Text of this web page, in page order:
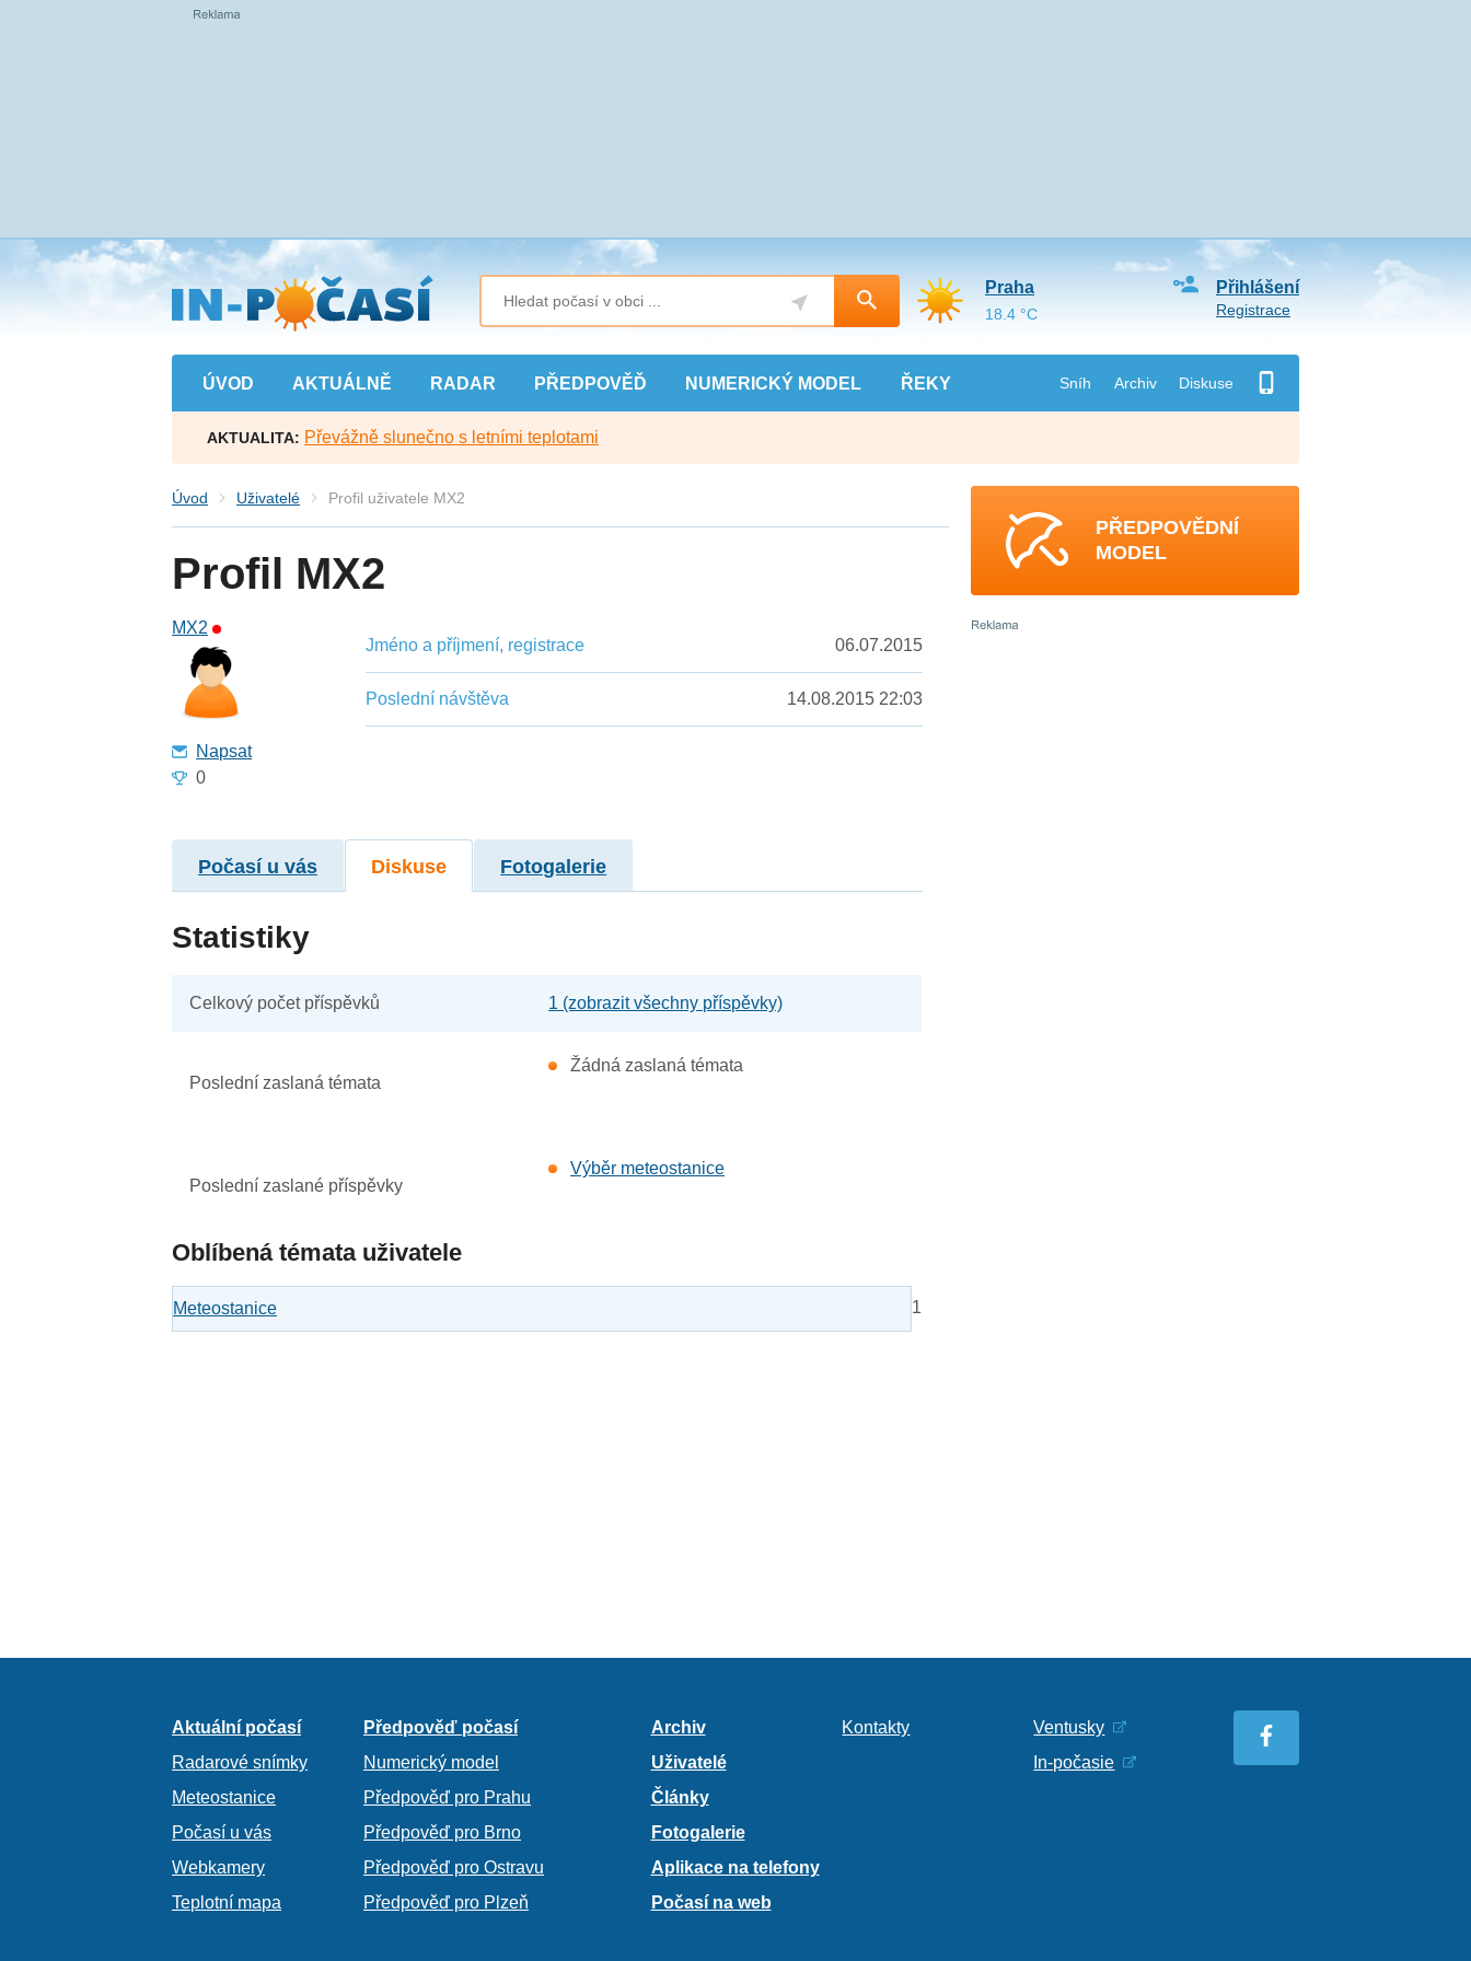
Přejít
na
hlavní
obsah
ÚVOD AKTUÁLNĚ RADAR PŘEDPOVĚĎ NUMERICKÝ MODEL ŘEKY Sníh Archiv Diskuse
Přihlášení
Registrace
Praha
18.4 °C
AKTUALITA: Převážně slunečno s letními teplotami
Úvod Uživatelé Profil uživatele MX2
Profil MX2
MX2
Napsat
0
Jméno a příjmení, registrace 06.07.2015
Poslední návštěva 14.08.2015 22:03
Počasí u vás Diskuse Fotogalerie
Statistiky
Celkový počet příspěvků 1 (zobrazit všechny příspěvky)
Poslední zaslaná témata
Žádná zaslaná témata
Poslední zaslané příspěvky
Výběr meteostanice
Oblíbená témata uživatele
Meteostanice 1
PŘEDPOVĚDNÍ
MODEL
Aktuální počasí
Radarové snímky
Meteostanice
Počasí u vás
Webkamery
Teplotní mapa
Předpověď počasí
Numerický model
Předpověď pro Prahu
Předpověď pro Brno
Předpověď pro Ostravu
Předpověď pro Plzeň
Archiv
Uživatelé
Články
Fotogalerie
Aplikace na telefony
Počasí na web
Kontakty
Ventusky
In-počasie